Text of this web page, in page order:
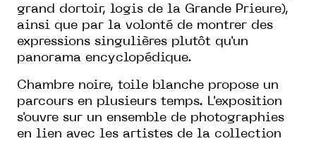
grand dortoir, logis de la Grande Prieure),
ainsi que par la volonté de montrer des
expressions singulières plutôt qu'un
panorama encyclopédique.
Chambre noire, toile blanche propose un
parcours en plusieurs temps. L'exposition
s'ouvre sur un ensemble de photographies
en lien avec les artistes de la collection